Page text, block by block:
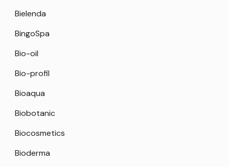
Bielenda
BingoSpa
Bio-oil
Bio-profil
Bioaqua
Biobotanic
Biocosmetics
Bioderma